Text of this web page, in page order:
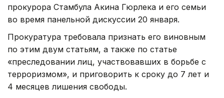
прокурора Стамбула Акина Гюрлека и его семьи
во время панельной дискуссии 20 января.
Прокуратура требовала признать его виновным
по этим двум статьям, а также по статье
«преследовании лиц, участвовавших в борьбе с
терроризмом», и приговорить к сроку до 7 лет и
4 месяцев лишения свободы.